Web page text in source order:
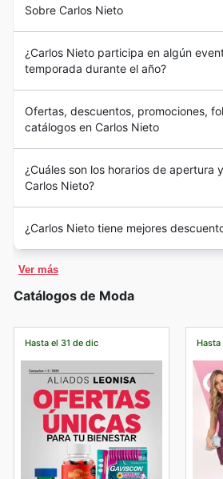
Sobre Carlos Nieto
¿Carlos Nieto participa en algún
temporada durante el año?
Ofertas, descuentos, promociones,
catálogos en Carlos Nieto
¿Cuáles son los horarios de apertura
Carlos Nieto?
¿Carlos Nieto tiene mejores
Ver más
Catálogos de Moda
Hasta el 31 de dic Hasta